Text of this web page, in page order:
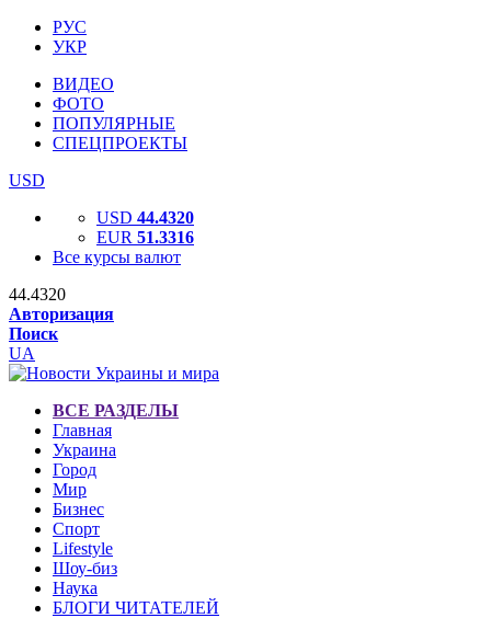
РУС
УКР
ВИДЕО
ФОТО
ПОПУЛЯРНЫЕ
СПЕЦПРОЕКТЫ
USD
USD 44.4320
EUR 51.3316
Все курсы валют
44.4320
Авторизация
Поиск
UA
ВСЕ РАЗДЕЛЫ
Главная
Украина
Город
Мир
Бизнес
Спорт
Lifestyle
Шоу-биз
Наука
БЛОГИ ЧИТАТЕЛЕЙ